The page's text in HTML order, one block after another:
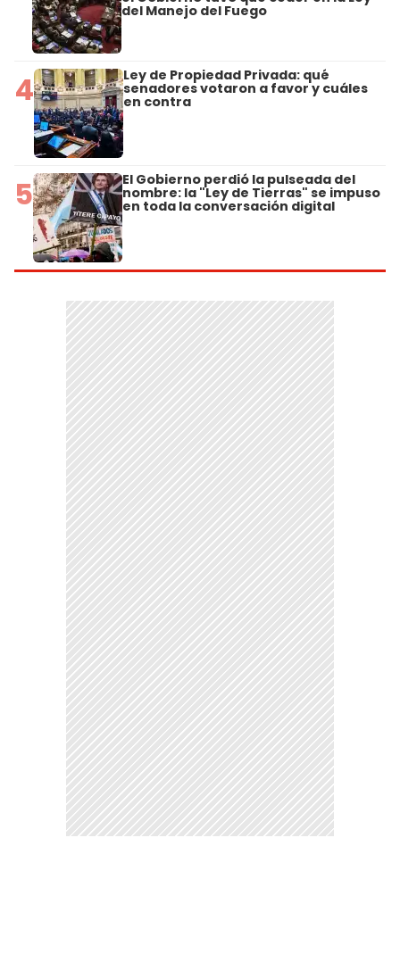
del Manejo del Fuego
4 Ley de Propiedad Privada: qué
senadores votaron a favor y cuáles
en contra
5 El Gobierno perdió la pulseada del
nombre: la "Ley de Tierras" se impuso
en toda la conversación digital